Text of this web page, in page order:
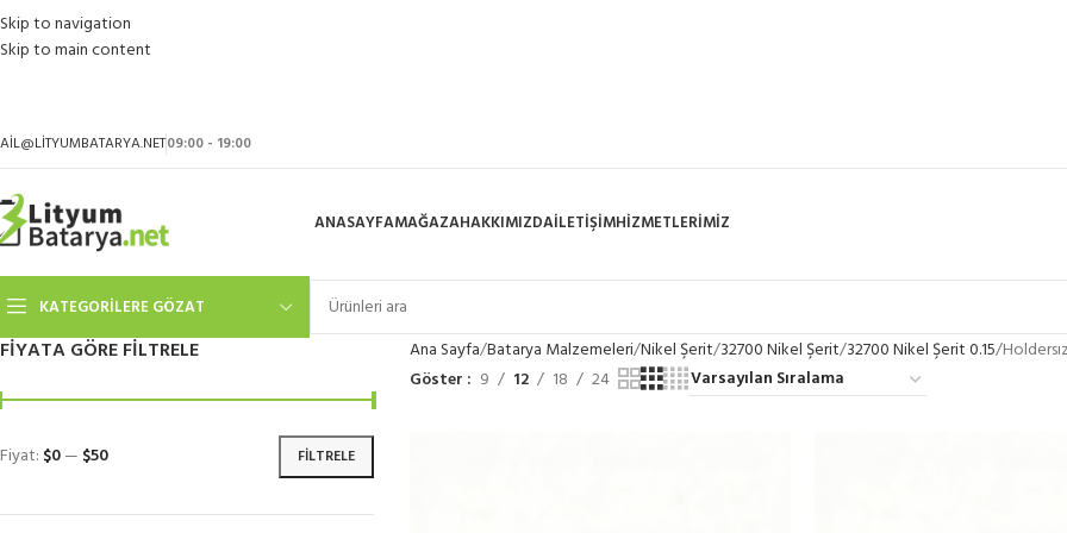
Skip to navigation
Skip to main content
09:00 - 19:00
ANASAYFAMAĞAZAHAKKIMIZDAİLETIŞIMHIZMETLERIMIZ
KATEGORILERE GÖZAT
FIYATA GÖRE FILTRELE
FILTRELE
Fiyat: $0— $50
Ana Sayfa Batarya Malzemeleri Nikel Şerit 32700 Nikel Şerit 32700 Nikel Şerit 0.15
Göster
9 12 18 24